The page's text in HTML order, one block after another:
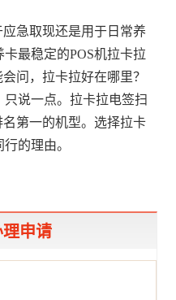
急取现还是用于日常养
最稳定的POS机拉卡拉
问，拉卡拉好在哪里？
说一点。拉卡拉电签扫
名第一的机型。选择拉卡
的理由。
申请